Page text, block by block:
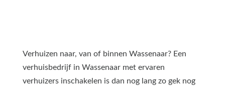
Verhuizen naar, van of binnen Wassenaar? Een
verhuisbedrijf in Wassenaar met ervaren
verhuizers inschakelen is dan nog lang zo gek nog